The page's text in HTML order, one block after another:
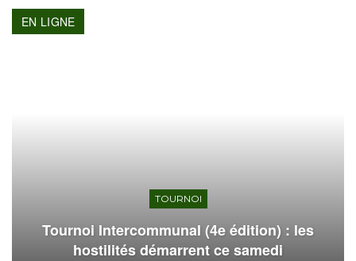
EN LIGNE
TOURNOI
Tournoi Intercommunal (4e édition) : les
hostilités démarrent ce samedi